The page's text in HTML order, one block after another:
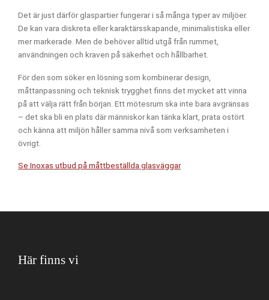
Det är just därför glaspartier fungerar i så många typer av miljöer.
De kan vara diskreta eller karaktärsskapande, minimalistiska eller
mer markerade. Men de behöver alltid utgå från rummet,
användningen och kraven på säkerhet och hållbarhet.
För den som söker en lösning som kombinerar design,
måttanpassning och teknisk trygghet finns det mycket att vinna
på att välja rätt från början. Ett mötesrum ska inte bara avgränsas
– det ska bli en plats där människor kan tänka klart, prata ostört
och känna att miljön håller samma nivå som verksamheten i
övrigt.
Se Inoxas utbud på måttbeställda glasväggar
Här finns vi